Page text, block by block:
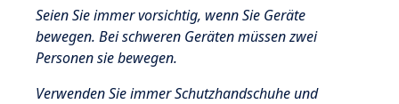
Seien Sie immer vorsichtig, wenn Sie Geräte
bewegen. Bei schweren Geräten müssen zwei
Personen sie bewegen.
Verwenden Sie immer Schutzhandschuhe und